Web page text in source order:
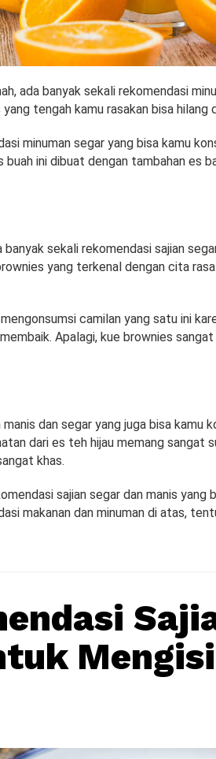
ada banyak sekali rekomendasi
yang tengah kamu rasakan bisa hilang
minuman segar yang bisa kamu
buah ini dibuat dengan tambahan es
banyak sekali rekomendasi sajian
yang terkenal dengan cita
camilan yang satu ini
Apalagi, kue brownies
manis dan segar yang juga bisa kamu
dari es teh hijau memang sangat
khas.
sajian segar dan manis yang
makanan dan minuman di atas,